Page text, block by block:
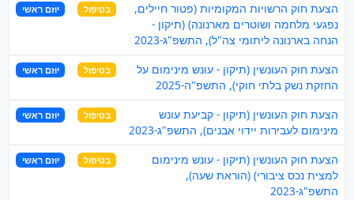
הצעת חוק הרשויות המקומיות (פטור חיילים,
נפגעי מלחמה ושוטרים מארנונה) (תיקון -
הנחה בארנונה ליתומי צה"ל), התשפ"ג-2023
בטיפול יוזם ראשי
הצעת חוק העונשין (תיקון - עונש מינימום על
החזקת נשק בלתי חוקי), התשפ''ה-2025
בטיפול יוזם ראשי
הצעת חוק העונשין (תיקון - קביעת עונש
מינימום לעבירות יידוי אבנים), התשפ"ג-2023
בטיפול יוזם ראשי
הצעת חוק העונשין (תיקון - עונש מינימום
למצית נכס ציבורי) (הוראת שעה),
התשפ"ג-2023
בטיפול יוזם ראשי